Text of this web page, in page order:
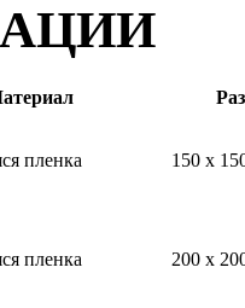
пленка 150 x
пленка 200 x